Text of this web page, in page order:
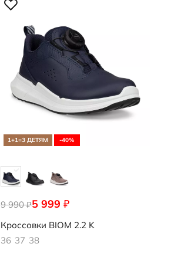
1+1=3 ДЕТЯМ -40%
5 999 ₽
9 990₽
710923/50769
Кроссовки BIOM 2.2 K
36 37 38